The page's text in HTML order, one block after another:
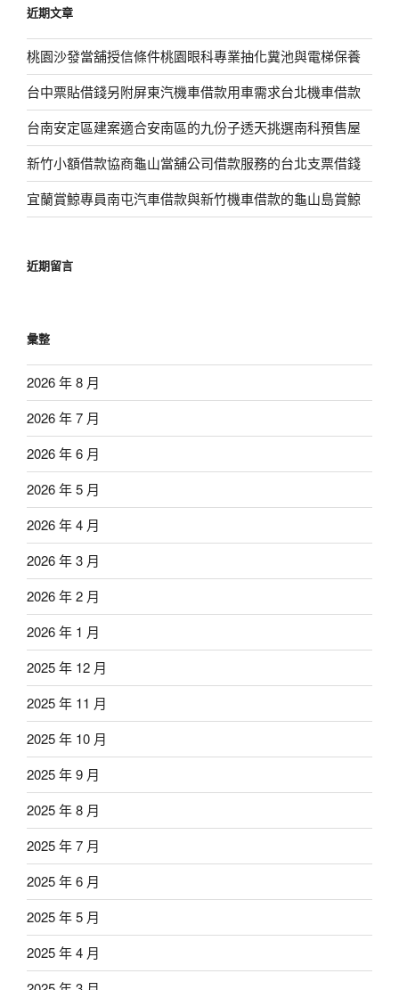
字:
近期文章
桃園沙發當舖授信條件桃園眼科專業抽化糞池與電梯保養
台中票貼借錢另附屏東汽機車借款用車需求台北機車借款
台南安定區建案適合安南區的九份子透天挑選南科預售屋
新竹小額借款協商龜山當舖公司借款服務的台北支票借錢
宜蘭賞鯨專員南屯汽車借款與新竹機車借款的龜山島賞鯨
近期留言
彙整
2026 年 8 月
2026 年 7 月
2026 年 6 月
2026 年 5 月
2026 年 4 月
2026 年 3 月
2026 年 2 月
2026 年 1 月
2025 年 12 月
2025 年 11 月
2025 年 10 月
2025 年 9 月
2025 年 8 月
2025 年 7 月
2025 年 6 月
2025 年 5 月
2025 年 4 月